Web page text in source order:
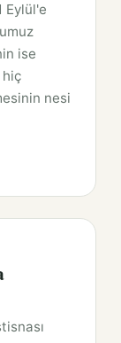
Eylül'e
ise
hiç
nesi